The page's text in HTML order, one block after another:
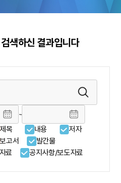
색하신 결과입니다
~
제목 내용
저자
보고서
발간물
료
공지사항/보도자료